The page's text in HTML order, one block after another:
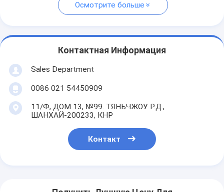
Осмотрите больше
Контактная Информация
Sales Department
0086 021 54450909
11/Ф, ДОМ 13, №99. ТЯНЬЧЖОУ Р.Д.,
ШАНХАЙ-200233, КНР
Контакт